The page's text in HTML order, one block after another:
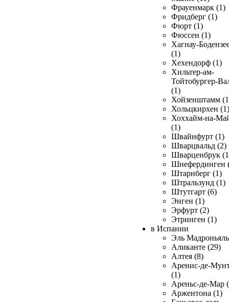
Фрауенмарк (1)
Фридберг (1)
Фюрт (1)
Фюссен (1)
Хагнау-
(1)
Хехендорф (1)
Хильтер-ам-
Тойтобургер-
(1)
Хойзенштамм
Хольцкирхен (1)
Хоххайм-на-
(1)
Швайнфурт (1)
Шварцвальд (2)
Шварценбрук
Шнефердинген
Штарнберг (1)
Штральзунд (1)
Штутгарт (6)
Энген (1)
Эрфурт (2)
Этринген (1)
в Испании
Эль
Аликанте (29)
Алтея (8)
Аренис-де-
(1)
Ареньс-де-Мар
Аржентона (1)